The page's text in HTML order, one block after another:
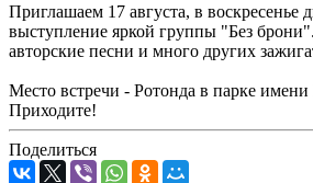
Приглашаем 17 августа, в воскресенье
выступление яркой группы "Без
авторские песни и много других
Место встречи - Ротонда в парке
Приходите!
Поделиться